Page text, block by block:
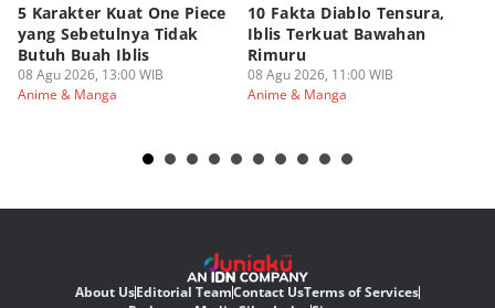
5 Karakter Kuat One Piece
yang Sebetulnya Tidak
Butuh Buah Iblis
08 Agu 2026, 13:00 WIB
Anime & Manga
10 Fakta Diablo Tensura,
Iblis Terkuat Bawahan
Rimuru
08 Agu 2026, 11:00 WIB
Anime & Manga
About UsEditorial TeamContact UsTerms of Services